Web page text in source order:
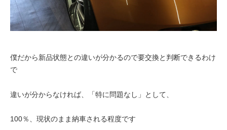
僕だから新品状態との違いが分かるので要交換と判断できるわけ
で
違いが分からなければ、「特に問題なし」として、
100％、現状のまま納車される程度です